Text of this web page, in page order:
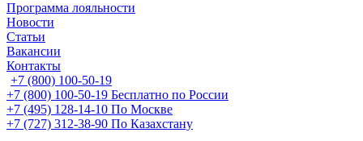
Программа лояльности
Новости
Статьи
Вакансии
Контакты
+7 (800) 100-50-19
+7 (800) 100-50-19 Бесплатно по России
+7 (495) 128-14-10 По Москве
+7 (727) 312-38-90 По Казахстану